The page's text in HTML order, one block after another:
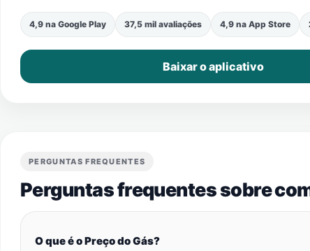
4,9 na Google Play 37,5 mil avaliações 4,9 na App Store
Baixar o aplicativo
PERGUNTAS FREQUENTES
Perguntas frequentes sobre
O que é o Preço do Gás?